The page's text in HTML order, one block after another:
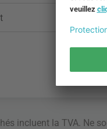
incluent la TVA. Ne